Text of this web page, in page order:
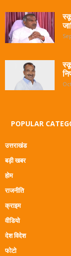
POPULAR
उत्तराखंड
बड़ी खबर
होम
राजनीति
क्राइम
वीडियो
देश विदेश
फोटो